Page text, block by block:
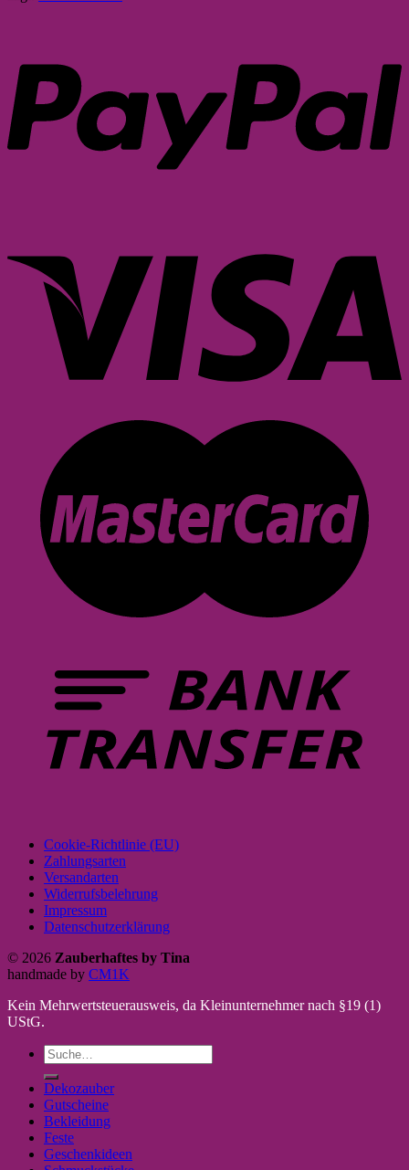
Cookie-Richtlinie (EU)
Zahlungsarten
Versandarten
Widerrufsbelehrung
Impressum
Datenschutzerklärung
© 2026 Zauberhaftes by Tina
handmade by CM1K
Kein Mehrwertsteuerausweis, da Kleinunternehmer nach §19 (1)
UStG.
Suche
nach:
Dekozauber
Gutscheine
Bekleidung
Feste
Geschenkideen